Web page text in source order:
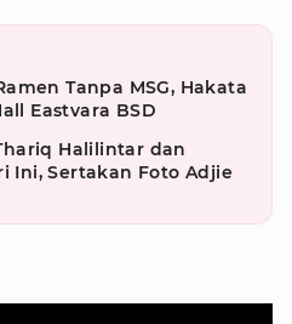
Tanpa MSG, Hakata
Eastvara BSD
Halilintar dan
Ini, Sertakan Foto Adjie